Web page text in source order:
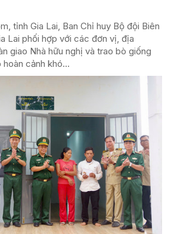
tỉnh Gia Lai, Ban Chỉ huy Bộ đội Biên
Lai phối hợp với các đơn vị, địa
giao Nhà hữu nghị và trao bò giống
cảnh khó...